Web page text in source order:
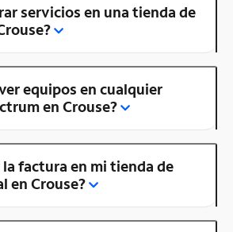
servicios en una tienda de
equipos en cualquier
en Crouse?
la factura en mi tienda de
en Crouse?